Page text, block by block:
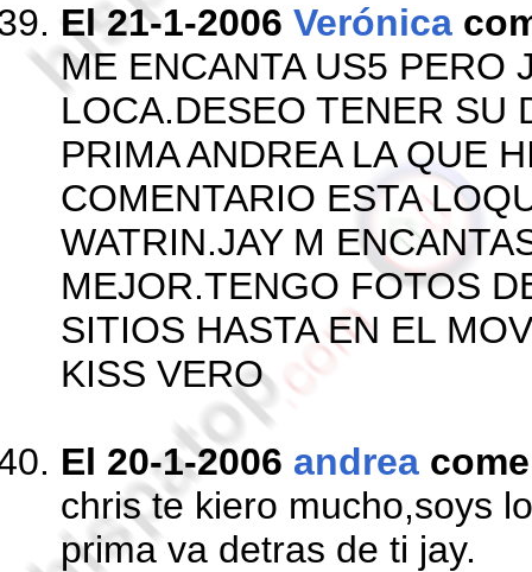
El 21-1-2006 Verónica
ME ENCANTA US5 PERO
LOCA.DESEO TENER SU
PRIMA ANDREA LA QUE
COMENTARIO ESTA
WATRIN.JAY M
MEJOR.TENGO FOTOS
SITIOS HASTA EN EL
KISS VERO
El 20-1-2006 andrea
chris te kiero mucho,soys
prima va detras de ti jay.